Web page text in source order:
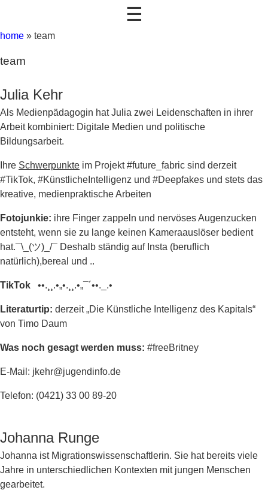
☰
home » team
team
Julia Kehr
Als Medienpädagogin hat Julia zwei Leidenschaften in ihrer
Arbeit kombiniert: Digitale Medien und politische
Bildungsarbeit.
Ihre Schwerpunkte im Projekt #future_fabric sind derzeit
#TikTok, #KünstlicheIntelligenz und #Deepfakes und stets das
kreative, medienpraktische Arbeiten
Fotojunkie: ihre Finger zappeln und nervöses Augenzucken
entsteht, wenn sie zu lange keinen Kameraauslöser bedient
hat.¯\_(ツ)_/¯ Deshalb ständig auf Insta (beruflich
natürlich),bereal und ..
TikTok ••.¸¸.•„•.¸¸.•„¯´••._.•
Literaturtip: derzeit „Die Künstliche Intelligenz des Kapitals“
von Timo Daum
Was noch gesagt werden muss: #freeBritney
E-Mail: jkehr@jugendinfo.de
Telefon: (0421) 33 00 89-20
Johanna Runge
Johanna ist Migrationswissenschaftlerin. Sie hat bereits viele
Jahre in unterschiedlichen Kontexten mit jungen Menschen
gearbeitet.